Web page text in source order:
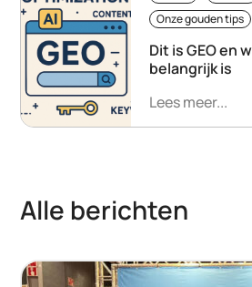
Onze gouden tips
Dit is GEO en
belangrijk is
Lees meer...
Alle berichten